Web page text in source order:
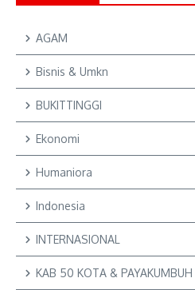
AGAM
Bisnis & Umkn
BUKITTINGGI
Ekonomi
Humaniora
Indonesia
INTERNASIONAL
KAB 50 KOTA & PAYAKUMBUH